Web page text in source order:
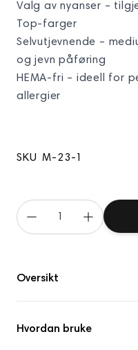
Valg av nyanser –
Top-farger
Selvutjevnende –
og jevn påføring
HEMA-fri – ideell for
allergier
SKU M-23-1
Oversikt
Hvordan bruke